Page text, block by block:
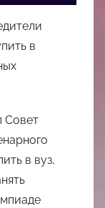
в
Совет
в вуз,